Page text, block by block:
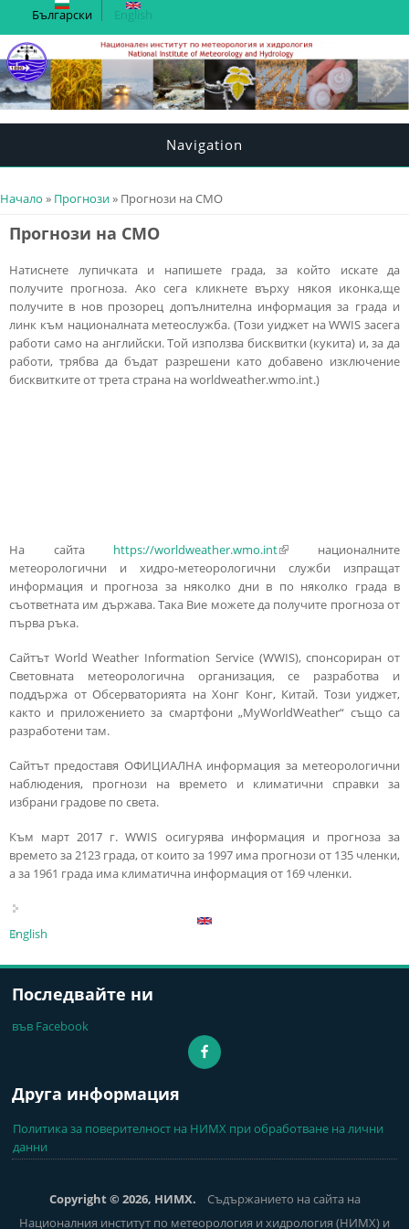
Български English
Navigation
You are here
Начало » Прогнози» Прогнози на СМО
Прогнози на СМО
Натиснете лупичката и напишете града, за който искате да
получите прогноза. Ако сега кликнете върху някоя иконка,ще
получите в нов прозорец допълнителна информация за града и
линк към националната метеослужба. (Този уиджет на WWIS засега
работи само на английски. Той използва бисквитки (кукита) и, за да
работи, трябва да бъдат разрешени като добавено изключение
бисквитките от трета страна на worldweather.wmo.int.)
На сайта https://worldweather.wmo.int(link is external)
националните
метеорологични и хидро-метеорологични служби изпращат
информация и прогноза за няколко дни в по няколко града в
съответната им държава. Така Вие можете да получите прогноза от
първа ръка.
Сайтът World Weather Information Service (WWIS), спонсориран от
Световната метеорологична организация, се разработва и
поддържа от Обсерваторията на Хонг Конг, Китай. Този уиджет,
както и приложението за смартфони „MyWorldWeather“ също са
разработени там.
Сайтът предоставя ОФИЦИАЛНА информация за метеорологични
наблюдения, прогнози на времето и климатични справки за
избрани градове по света.
Към март 2017 г. WWIS осигурява информация и прогноза за
времето за 2123 града, от които за 1997 има прогнози от 135 членки,
а за 1961 града има климатична информация от 169 членки.
English
Последвайте ни
във Facebook
Друга информация
Политика за поверителност на НИМХ при обработване на лични
данни
Copyright © 2026, НИМХ. Съдържанието на сайта на
Националния институт по метеорология и хидрология (НИМХ) и